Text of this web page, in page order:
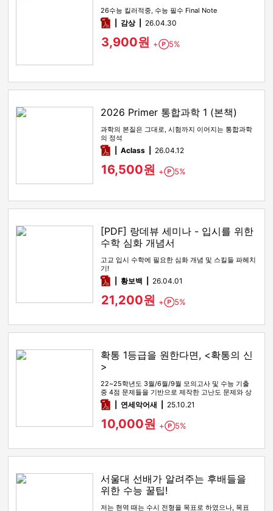
26수능 킬러적중, 수능 필수 Final Note
pdf감상​ 26.04.30
3,900원 + Point
5%
2026 Primer 통합과학 1 (본책)
과학의 본질은 그대로, 시험까지 이어지는 통합과학
의 정석
pdfAclass 26.04.12
16,500원 + Point
5%
[PDF] 랑데뷰 세미나 - 입시를 위한
수학 심화 개념서
고교 입시 수학에 필요한 심화 개념 및 스킬들 파헤치
기!
pdf황보백 26.04.01
21,200원 + Point
5%
확통 1등급을 원한다면, <확통의 신
>
22~25학년도 3월/6월/9월 모의고사 및 수능 기출
중 4점 문제들을 기반으로 제작한 고난도 문제와 상
세한 해설
pdf연세악어새 25.10.21
10,000원 + Point
5%
서울대 선배가 알려주는 후배들을
위한 수능 꿀팁!
저는 현역 때는 수시 전형을 목표로 하였으나, 목표